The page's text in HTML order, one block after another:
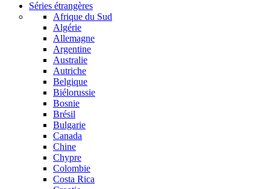
Séries étrangères
Afrique du Sud
Algérie
Allemagne
Argentine
Australie
Autriche
Belgique
Biélorussie
Bosnie
Brésil
Bulgarie
Canada
Chine
Chypre
Colombie
Costa Rica